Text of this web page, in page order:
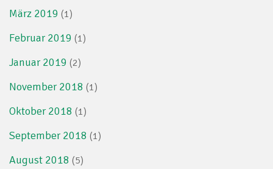
März 2019 (1)
Februar 2019 (1)
Januar 2019 (2)
November 2018 (1)
Oktober 2018 (1)
September 2018 (1)
August 2018 (5)